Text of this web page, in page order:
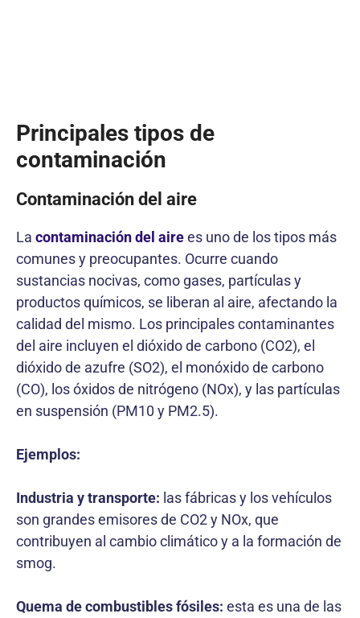
Principales tipos de
contaminación
Contaminación del aire
La contaminación del airees uno de los tipos más
comunes y preocupantes. Ocurre cuando
sustancias nocivas, como gases, partículas y
productos químicos, se liberan al aire, afectando la
calidad del mismo. Los principales contaminantes
del aire incluyen el dióxido de carbono (CO2), el
dióxido de azufre (SO2), el monóxido de carbono
(CO), los óxidos de nitrógeno (NOx), y las partículas
en suspensión (PM10 y PM2.5).
Ejemplos:
Industria y transporte: las fábricas y los vehículos
son grandes emisores de CO2 y NOx, que
contribuyen al cambio climático y a la formación de
smog.
Quema de combustibles fósiles: esta es una de las